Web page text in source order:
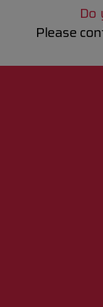
Do
Please